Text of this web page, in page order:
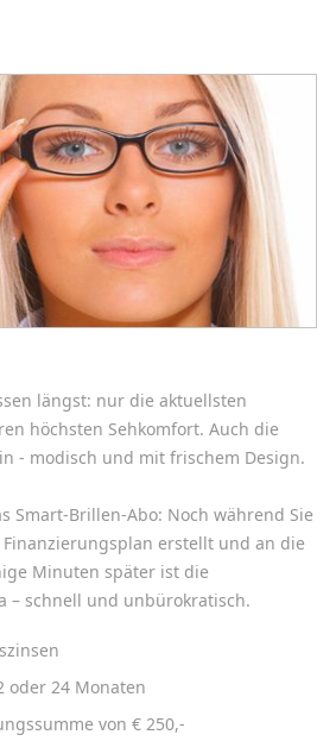
längst: nur die aktuellsten
höchsten Sehkomfort. Auch die
- modisch und mit frischem Design.
Smart-Brillen-Abo: Noch während Sie
erstellt und an die
Minuten später ist die
– schnell und unbürokratisch.
oder 24 Monaten
von € 250,-